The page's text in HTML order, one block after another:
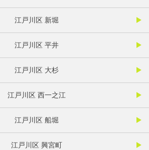
江戸川区 新堀
江戸川区 平井
江戸川区 大杉
江戸川区 西一之江
江戸川区 船堀
江戸川区 興宮町